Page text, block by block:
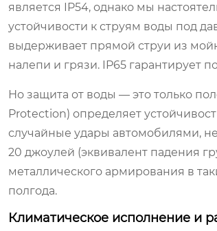
является IP54, однако мы
устойчивости к струям воды под
выдерживает прямой струи из
налепи и грязи. IP65 гарантирует
Но защита от воды — это только
Protection) определяет
случайные удары автомобилями,
20 джоулей (эквивалент падения
металлического армирования в
полгода.
Климатическое исполнение и